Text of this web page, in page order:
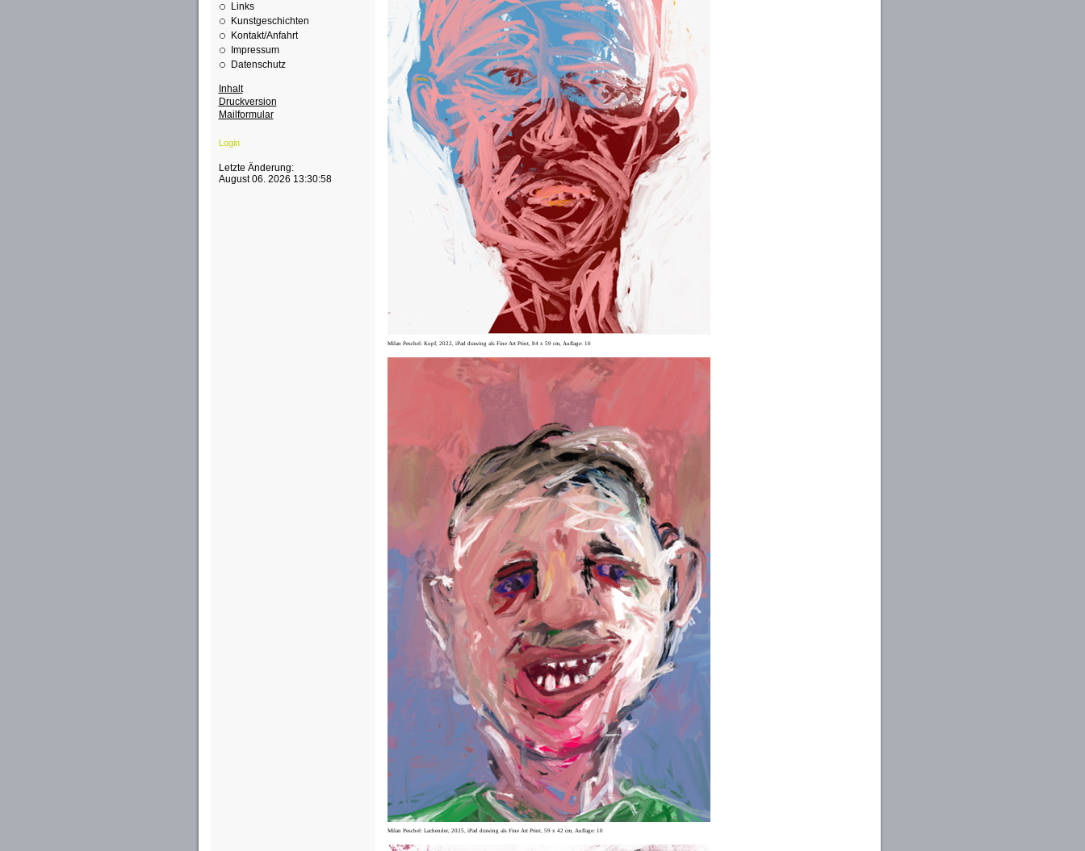
Links
Kunstgeschichten
Kontakt/Anfahrt
Impressum
Datenschutz
Inhalt
Druckversion
Mailformular
Login
Letzte Änderung:
August 06. 2026 13:30:58
Milan Peschel: Kopf, 2022, iPad drawing als Fine Art Print, 84 x 59 cm, Auflage: 10
Milan Peschel: Lachender, 2025, iPad drawing als Fine Art Print, 59 x 42 cm, Auflage: 10